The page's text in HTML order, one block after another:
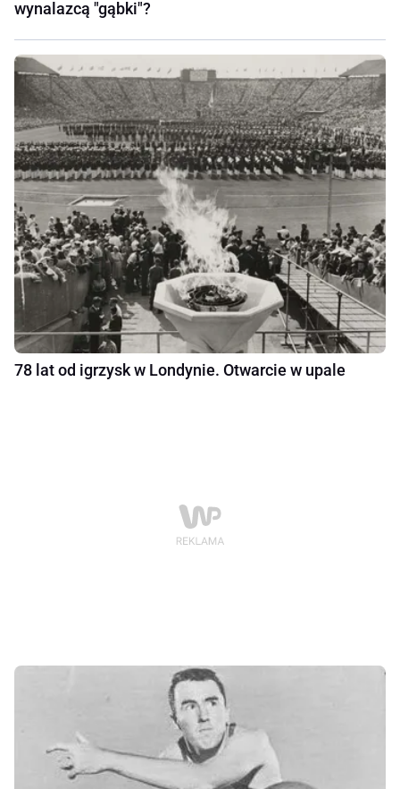
wynalazcą "gąbki"?
78 lat od igrzysk w Londynie. Otwarcie w upale